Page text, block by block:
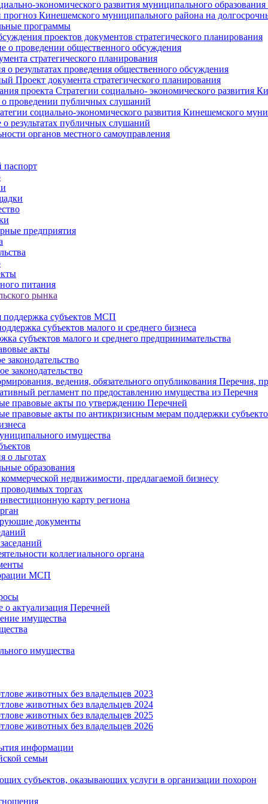
экономического развития муниципального
Кинешемского муниципального района на
программы
проектов документов стратегического планирования
о проведении общественного обсуждения
стратегического планирования
результатах проведения общественного обсуждения
Проект документа стратегического планирования
проекта Стратегии социально- экономического развития
проведении публичных слушаний
социально-экономического развития Кинешемского
результатах публичных слушаний
органов местного самоуправления
предприятия
питания
рынка
субъектов МСП
субъектов малого и среднего бизнеса
субъектов малого и среднего предпринимательства
акты
законодательство
законодательство
ведения, обязательного опубликования Перечня,
регламент по предоставлению имущества из Перечня
правовые акты по утверждению Перечней
правовые акты по антикризисным мерам поддержки
имущества
о льготах
образования
недвижимости, предлагаемой бизнесу
торгах
карту региона
документы
коллегиального органа
МСП
о актуализация Перечней
имущества
имущества
животных без владельцев 2023
животных без владельцев 2024
животных без владельцев 2025
животных без владельцев 2026
информации
семьи
субъектов, оказывающих услуги в организации похорон